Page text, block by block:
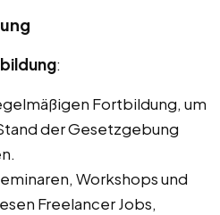
:
Fortbildung, um
der Gesetzgebung
Workshops und
Freelancer Jobs,